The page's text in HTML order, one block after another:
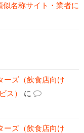
似名称サイト・業者に
ーズ（飲食店向け
ス）
に
ーズ（飲食店向け